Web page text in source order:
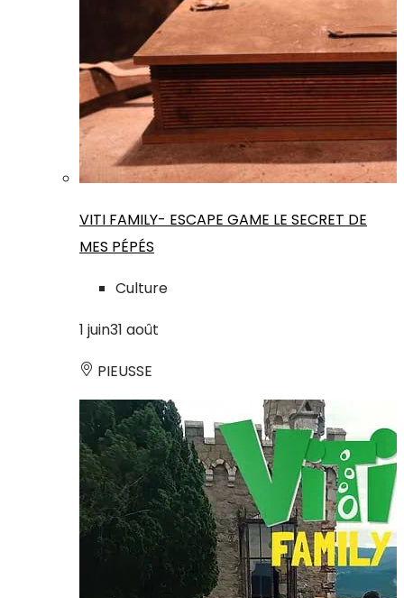
VITI FAMILY- ESCAPE GAME LE SECRET DE
MES PÉPÉS
Culture
1 juin31 août
PIEUSSE